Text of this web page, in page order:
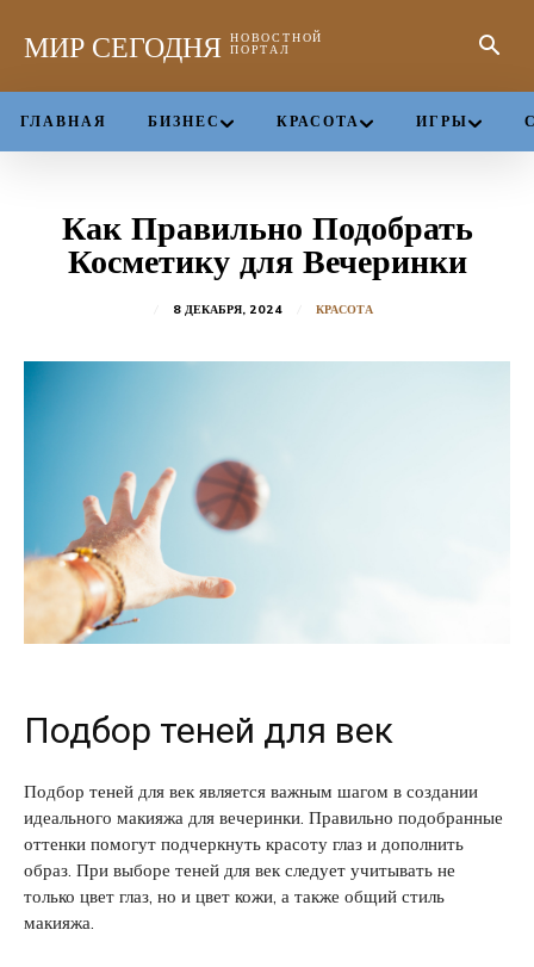
МИР СЕГОДНЯ НОВОСТНОЙ
ПОРТАЛ
ГЛАВНАЯ БИЗНЕС КРАСОТА ИГРЫ
Как Правильно Подобрать
Косметику для Вечеринки
8 ДЕКАБРЯ, 2024 КРАСОТА
Подбор теней для век
Подбор теней для век является важным шагом в создании
идеального макияжа для вечеринки. Правильно подобранные
оттенки помогут подчеркнуть красоту глаз и дополнить
образ. При выборе теней для век следует учитывать не
только цвет глаз, но и цвет кожи, а также общий стиль
макияжа.